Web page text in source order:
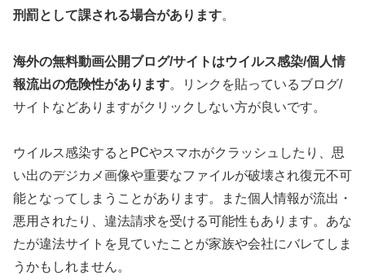
刑罰として課される場合があります。
海外の無料動画公開ブログ/サイトはウイルス感染/個人情
報流出の危険性があります。リンクを貼っているブログ/
サイトなどありますがクリックしない方が良いです。
ウイルス感染するとPCやスマホがクラッシュしたり、思
い出のデジカメ画像や重要なファイルが破壊され復元不可
能となってしまうことがあります。また個人情報が流出・
悪用されたり、違法請求を受ける可能性もあります。あな
たが違法サイトを見ていたことが家族や会社にバレてしま
うかもしれません。